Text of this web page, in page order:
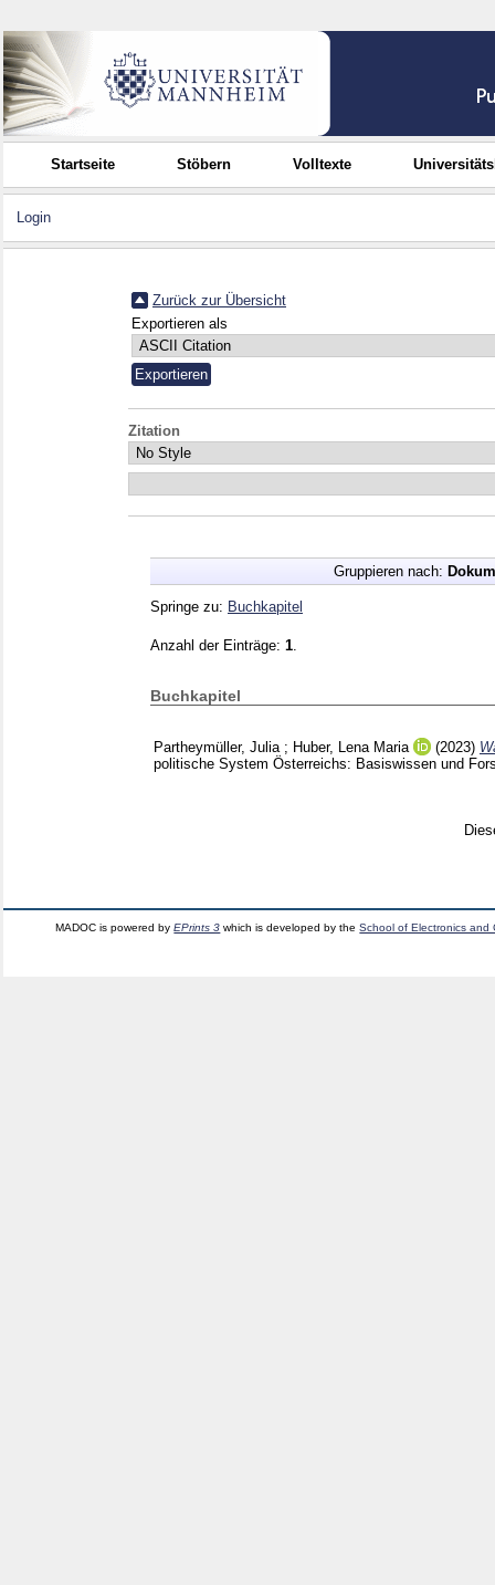
Startseite Stöbern Volltexte
Login
Zurück zur Übersicht
Exportieren als
Zitation
Gruppieren nach:
Springe zu: Buchkapitel
Anzahl der Einträge: 1
Buchkapitel
Partheymüller, Julia ; Huber, Lena Maria (2023)
politische System Österreichs: Basiswissen und
MADOC is powered byEPrints 3 which is developed by theSchool of Electronics and